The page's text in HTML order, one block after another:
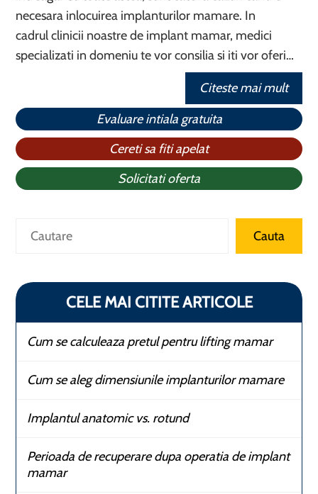
necesara inlocuirea implanturilor mamare. In
cadrul clinicii noastre de implant mamar, medici
specializati in domeniu te vor consilia si iti vor oferi…
Citeste mai mult
Evaluare intiala gratuita
Cereti sa fiti apelat
Solicitati oferta
Caută Cauta
CELE MAI CITITE ARTICOLE
Cum se calculeaza pretul pentru lifting mamar
Cum se aleg dimensiunile implanturilor mamare
Implantul anatomic vs. rotund
Perioada de recuperare dupa operatia de implant
mamar